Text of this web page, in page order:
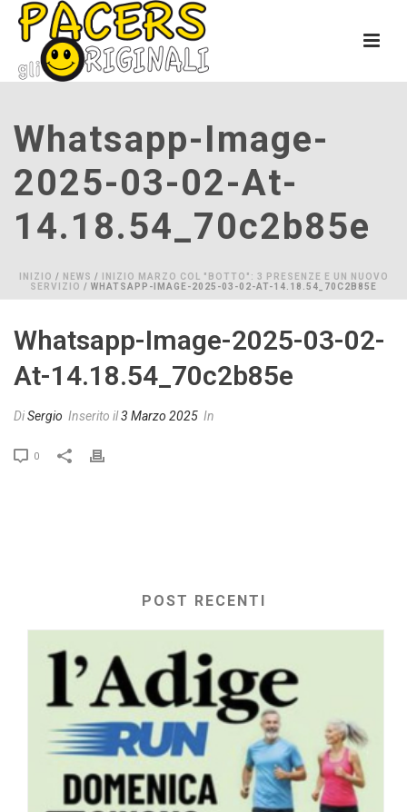
Whatsapp-Image-
2025-03-02-At-
14.18.54_70c2b85e
INIZIO / NEWS /
INIZIO MARZO COL "BOTTO": 3 PRESENZE E UN NUOVO
SERVIZIO / WHATSAPP-IMAGE-2025-03-02-AT-14.18.54_70C2B85E
Whatsapp-Image-2025-03-02-
At-14.18.54_70c2b85e
DiSergio Inserito il3 Marzo 2025 In
0
POST RECENTI